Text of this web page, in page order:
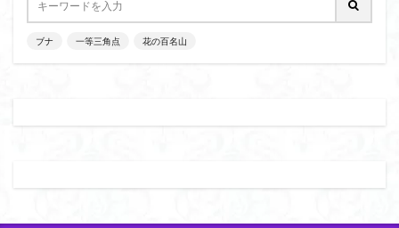
ブナ 一等三角点 花の百名山